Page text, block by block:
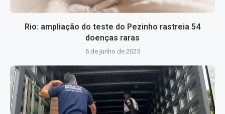
Rio: ampliação do teste do Pezinho rastreia 54
doenças raras
6 de junho de 2025